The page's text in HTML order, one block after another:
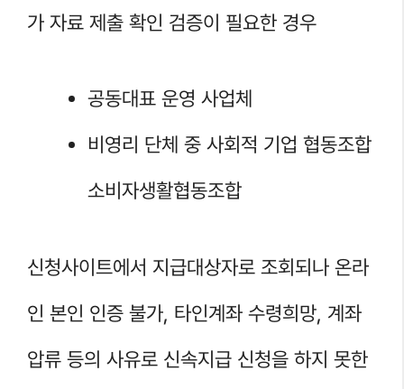
가 자료 제출 확인 검증이 필요한 경우
공동대표 운영 사업체
비영리 단체 중 사회적 기업 협동조합
소비자생활협동조합
신청사이트에서 지급대상자로 조회되나 온라
인 본인 인증 불가, 타인계좌 수령희망, 계좌
압류 등의 사유로 신속지급 신청을 하지 못한